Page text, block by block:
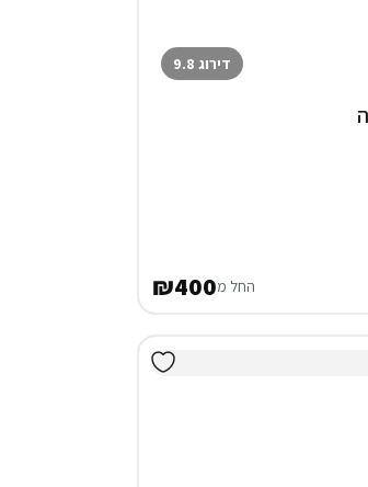
דירוג 9.8
החל מ₪400